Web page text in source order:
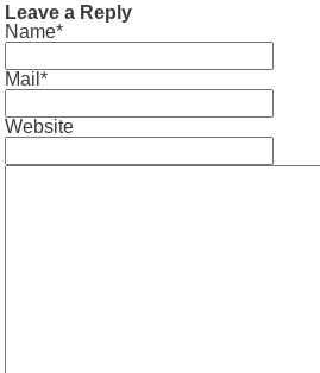
Leave a Reply
Name*
Mail*
Website